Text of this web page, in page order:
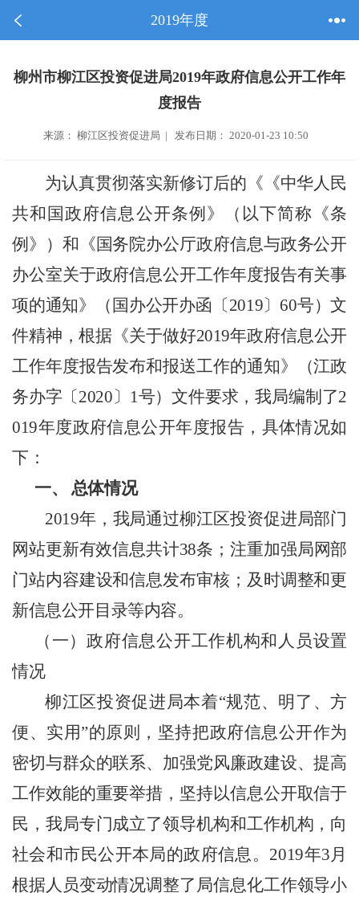
2019年度
柳州市柳江区投资促进局2019年政府信息公开工作年
度报告
来源： 柳江区投资促进局 | 发布日期： 2020-01-23 10:50
为认真贯彻落实新修订后的《《中华人民
共和国政府信息公开条例》（以下简称《条
例》）和《国务院办公厅政府信息与政务公开
办公室关于政府信息公开工作年度报告有关事
项的通知》（国办公开办函〔2019〕60号）文
件精神，根据《关于做好2019年政府信息公开
工作年度报告发布和报送工作的通知》（江政
务办字〔2020〕1号）文件要求，我局编制了2
019年度政府信息公开年度报告，具体情况如
下：
一、 总体情况
2019年，我局通过柳江区投资促进局部门
网站更新有效信息共计38条；注重加强局网部
门站内容建设和信息发布审核；及时调整和更
新信息公开目录等内容。
（一）政府信息公开工作机构和人员设置
情况
柳江区投资促进局本着“规范、明了、方
便、实用”的原则，坚持把政府信息公开作为
密切与群众的联系、加强党风廉政建设、提高
工作效能的重要举措，坚持以信息公开取信于
民，我局专门成立了领导机构和工作机构，向
社会和市民公开本局的政府信息。2019年3月
根据人员变动情况调整了局信息化工作领导小